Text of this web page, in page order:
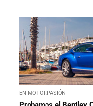
EN MOTORPASIÓN